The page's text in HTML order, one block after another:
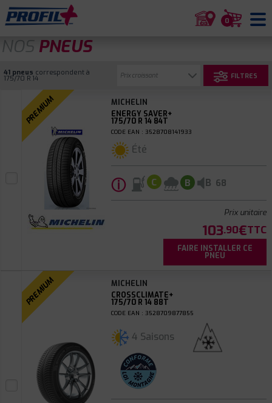
0
NOS PNEUS
41 pneus correspondent à
175/70 R 14 FILTRES
PREMIUM
MICHELIN
ENERGY SAVER+
175/70 R 14 84T
CODE EAN : 3528708141933
Été
ⓘ C B B 68
Prix unitaire
103.90€TTC
FAIRE INSTALLER CE
PNEU
PREMIUM
MICHELIN
CROSSCLIMATE+
175/70 R 14 88T
CODE EAN : 3528709877855
4 Saisons